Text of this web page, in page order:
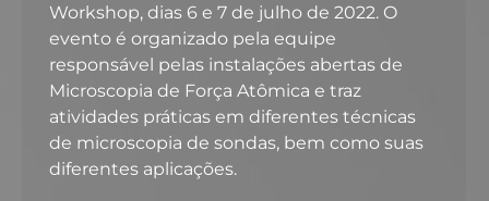
Workshop, dias 6 e 7 de julho de 2022. O
evento é organizado pela equipe
responsável pelas instalações abertas de
Microscopia de Força Atômica e traz
atividades práticas em diferentes técnicas
de microscopia de sondas, bem como suas
diferentes aplicações.